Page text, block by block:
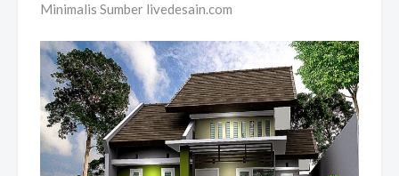
Minimalis Sumber livedesain.com